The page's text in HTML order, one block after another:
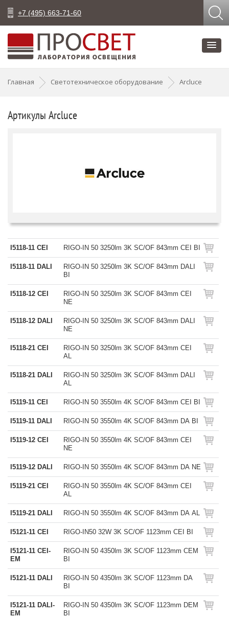
+7 (495) 663-71-60
Главная Светотехническое оборудование Arcluce
Артикулы Arcluce
I5118-11 CEI RIGO-IN 50 3250lm 3K SC/OF 843mm CEI BI
I5118-11 DALI
RIGO-IN 50 3250lm 3K SC/OF 843mm DALI
BI
I5118-12 CEI
RIGO-IN 50 3250lm 3K SC/OF 843mm CEI
NE
I5118-12 DALI
RIGO-IN 50 3250lm 3K SC/OF 843mm DALI
NE
I5118-21 CEI
RIGO-IN 50 3250lm 3K SC/OF 843mm CEI
AL
I5118-21 DALI
RIGO-IN 50 3250lm 3K SC/OF 843mm DALI
AL
I5119-11 CEI RIGO-IN 50 3550lm 4K SC/OF 843mm CEI BI
I5119-11 DALI RIGO-IN 50 3550lm 4K SC/OF 843mm DA BI
I5119-12 CEI
RIGO-IN 50 3550lm 4K SC/OF 843mm CEI
NE
I5119-12 DALI RIGO-IN 50 3550lm 4K SC/OF 843mm DA NE
I5119-21 CEI
RIGO-IN 50 3550lm 4K SC/OF 843mm CEI
AL
I5119-21 DALI RIGO-IN 50 3550lm 4K SC/OF 843mm DA AL
I5121-11 CEI RIGO-IN50 32W 3K SC/OF 1123mm CEI BI
I5121-11 CEI-
EM
RIGO-IN 50 4350lm 3K SC/OF 1123mm CEM
BI
I5121-11 DALI
RIGO-IN 50 4350lm 3K SC/OF 1123mm DA
BI
I5121-11 DALI-
EM
RIGO-IN 50 4350lm 3K SC/OF 1123mm DEM
BI